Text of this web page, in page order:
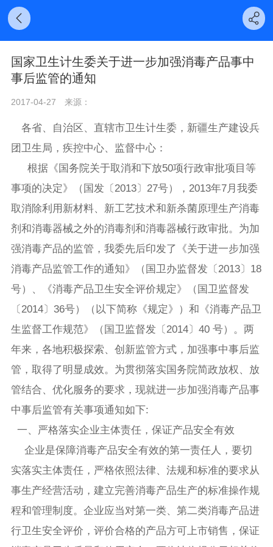
国家卫生计生委关于进一步加强消毒产品事中
事后监管的通知
2017-04-27 来源：
各省、自治区、直辖市卫生计生委，新疆生产建设兵
团卫生局，疾控中心、监督中心：
根据《国务院关于取消和下放50项行政审批项目等
事项的决定》（国发〔2013〕27号），2013年7月我委
取消除利用新材料、新工艺技术和新杀菌原理生产消毒
剂和消毒器械之外的消毒剂和消毒器械行政审批。为加
强消毒产品的监管，我委先后印发了《关于进一步加强
消毒产品监管工作的通知》（国卫办监督发〔2013〕18
号）、《消毒产品卫生安全评价规定》（国卫监督发
〔2014〕36号）（以下简称《规定》）和《消毒产品卫
生监督工作规范》（国卫监督发〔2014〕40 号）。两
年来，各地积极探索、创新监管方式，加强事中事后监
管，取得了明显成效。为贯彻落实国务院简政放权、放
管结合、优化服务的要求，现就进一步加强消毒产品事
中事后监管有关事项通知如下:
一、严格落实企业主体责任，保证产品安全有效
企业是保障消毒产品安全有效的第一责任人，要切
实落实主体责任，严格依照法律、法规和标准的要求从
事生产经营活动，建立完善消毒产品生产的标准操作规
程和管理制度。企业应当对第一类、第二类消毒产品进
行卫生安全评价，评价合格的产品方可上市销售，保证